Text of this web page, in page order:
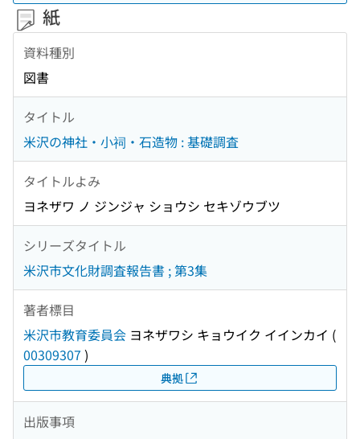
紙
資料種別
図書
タイトル
米沢の神社・小祠・石造物 : 基礎調査
タイトルよみ
ヨネザワ ノ ジンジャ ショウシ セキゾウブツ
シリーズタイトル
米沢市文化財調査報告書 ; 第3集
著者標目
米沢市教育委員会 ヨネザワシ キョウイク イインカイ (
00309307 )
典拠
出版事項